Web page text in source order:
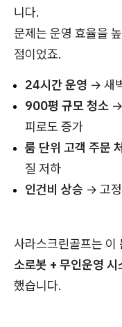
니다.
문제는 운영 효율을
점이었죠.
24시간 운영 → 새
900평 규모 청소 →
피로도 증가
룸 단위 고객 주문
질 저하
인건비 상승 → 고
사라스크린골프는 이
소로봇 + 무인운영 시
했습니다.